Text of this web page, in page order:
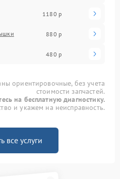
1180 р
880 р
480 р
ориентировочные, без учета
стоимости запчастей.
на бесплатную диагностику.
и укажем на неисправность.
все услуги